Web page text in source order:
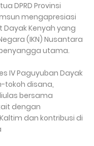
DPRD Provinsi
mengapresiasi
Kenyah yang
(IKN) Nusantara
utama.
IV Paguyuban Dayak
tokoh disana,
bersama
dengan
dan kontribusi di